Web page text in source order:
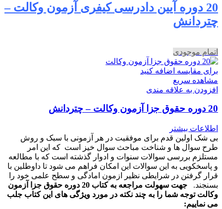
20 دوره آیین دادرسی کیفری آزمون وکالت –
چتردانش
اتمام موجودی
برای مقایسه اضافه کنید
مشاهده سریع
افزودن به علاقه مندی
20 دوره حقوق جزا آزمون وکالت – چتردانش
اطلاعات بیشتر
بی شک اولین قدم برای موفقیت در هر آزمونی با سبک و روش
طرح سوال ها و شناخت مباحث سوال خیز است که این امر
مستلزم بررسی سوالات سنوات و ادوار گذشته است که با مطالعه
و پاسخکویی به این سوالات این امکان فراهم می شود تا داوطلین با
قرار گرفتن در شرایطی نظیر ازمون امادگی و سطح علمی خود را
بسنجند.
جهت سهولت مراجعه به کتاب 20 دوره حقوق جزا آزمون
وکالت توجه شما را به چند نکته در مورد ویژگی های این کتاب جلب
می نماییم: